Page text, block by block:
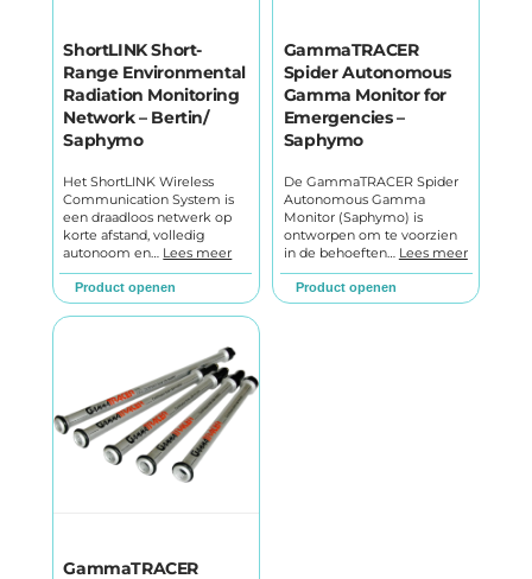
ShortLINK Short-
Range Environmental
Radiation Monitoring
Network – Bertin/
Saphymo
Het ShortLINK Wireless
Communication System is
een draadloos netwerk op
korte afstand, volledig
autonoom en… Lees meer
Product openen
GammaTRACER
Spider Autonomous
Gamma Monitor for
Emergencies –
Saphymo
De GammaTRACER Spider
Autonomous Gamma
Monitor (Saphymo) is
ontworpen om te voorzien
in de behoeften… Lees meer
Product openen
GammaTRACER